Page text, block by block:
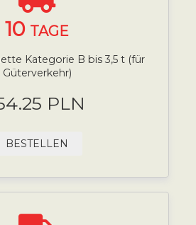
10 TAGE
Kategorie B bis 3,5 t (für
Güterverkehr)
PLN
BESTELLEN